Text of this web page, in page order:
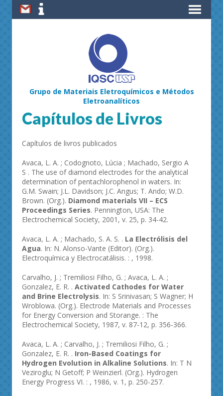
Grupo de Materiais Eletroquímicos e Métodos
Eletroanalíticos
Capítulos de Livros
Capítulos de livros publicados
Avaca, L. A. ; Codognoto, Lúcia ; Machado, Sergio A
S . The use of diamond electrodes for the analytical
determination of pentachlorophenol in waters. In:
G.M. Swain; J.L. Davidson; J.C. Angus; T. Ando; W.D.
Brown. (Org.). Diamond materials VII – ECS
Proceedings Series. Pennington, USA: The
Electrochemical Society, 2001, v. 25, p. 34-42.
Avaca, L. A. ; Machado, S. A. S. . La Electrólisis del
Agua. In: N. Alonso-Vante (Editor). (Org.).
Electroquímica y Electrocatálisis. : , 1998.
Carvalho, J. ; Tremiliosi Filho, G. ; Avaca, L. A. ;
Gonzalez, E. R. . Activated Cathodes for Water
and Brine Electrolysis. In: S Srinivasan; S Wagner; H
Wroblowa. (Org.). Electrode Materials and Processes
for Energy Conversion and Storange. : The
Electrochemical Society, 1987, v. 87-12, p. 356-366.
Avaca, L. A. ; Carvalho, J. ; Tremiliosi Filho, G. ;
Gonzalez, E. R. . Iron-Based Coatings for
Hydrogen Evolution in Alkaline Solutions. In: T N
Veziroglu; N Getoff; P Weinzierl. (Org.). Hydrogen
Energy Progress VI. : , 1986, v. 1, p. 250-257.